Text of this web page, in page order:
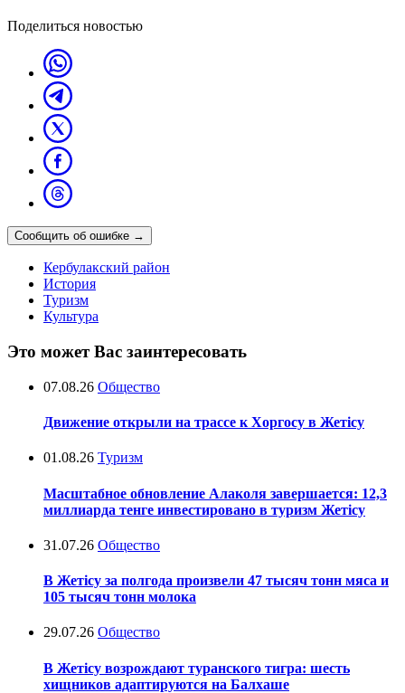
Поделиться новостью
Сообщить об ошибке →
Кербулакский район
История
Туризм
Культура
Это может Вас заинтересовать
07.08.26 Общество
Движение открыли на трассе к Хоргосу в Жетісу
01.08.26 Туризм
Масштабное обновление Алаколя завершается: 12,3
миллиарда тенге инвестировано в туризм Жетісу
31.07.26 Общество
В Жетісу за полгода произвели 47 тысяч тонн мяса и
105 тысяч тонн молока
29.07.26 Общество
В Жетісу возрождают туранского тигра: шесть
хищников адаптируются на Балхаше